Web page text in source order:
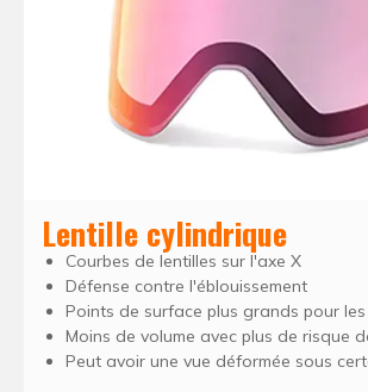
Lentille cylindrique
Courbes de lentilles sur l'axe X
Défense contre l'éblouissement
Points de surface plus grands pour
Moins de volume avec plus de risque
Peut avoir une vue déformée sous